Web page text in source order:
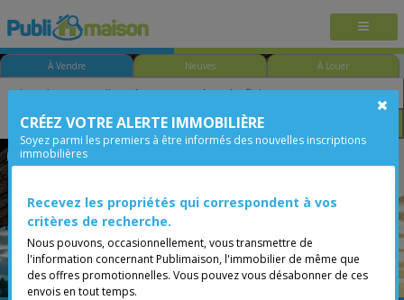
À Vendre Neuves À Louer
Chambre Prix
Cowansville
CRÉEZ VOTRE ALERTE IMMOBILIÈRE
Soyez parmi les premiers à être informés des nouvelles inscriptions
immobilières
Recevez les propriétés qui correspondent à vos
critères de recherche.
Nous pouvons, occasionnellement, vous transmettre de
l'information concernant Publimaison, l'immobilier de même que
des offres promotionnelles. Vous pouvez vous désabonner de ces
envois en tout temps.